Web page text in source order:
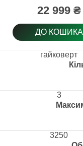
22 999 ₴
ДО КОШИКА
гайковерт
3
3250